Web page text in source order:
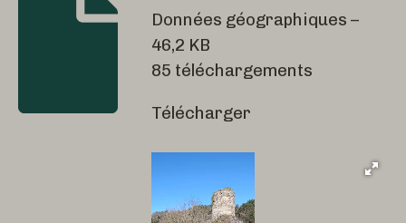
Données géographiques –
46,2 KB
85 téléchargements
Télécharger